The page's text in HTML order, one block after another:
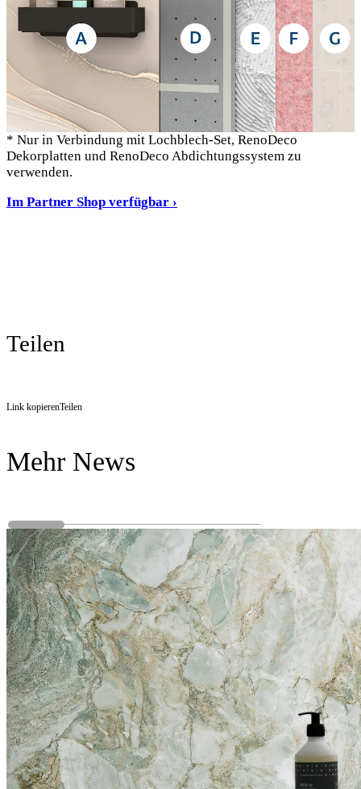
* Nur in Verbindung mit Lochblech-Set, RenoDeco
Dekorplatten und RenoDeco Abdichtungssystem zu
verwenden.
Im Partner Shop verfügbar ›
Teilen
Link kopierenTeilen
Mehr News